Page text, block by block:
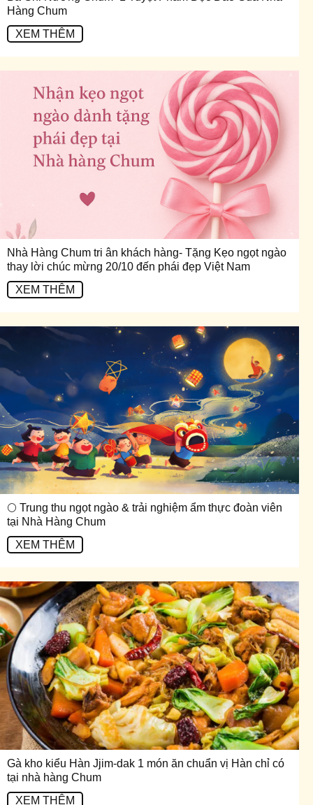
Hàng Chum
XEM THÊM
Nhà Hàng Chum tri ân khách hàng- Tặng Kẹo ngọt ngào
thay lời chúc mừng 20/10 đến phái đẹp Việt Nam
XEM THÊM
🌕 Trung thu ngọt ngào & trải nghiệm ẩm thực đoàn viên
tại Nhà Hàng Chum
XEM THÊM
Gà kho kiểu Hàn Jjim-dak 1 món ăn chuẩn vị Hàn chỉ có
tại nhà hàng Chum
XEM THÊM